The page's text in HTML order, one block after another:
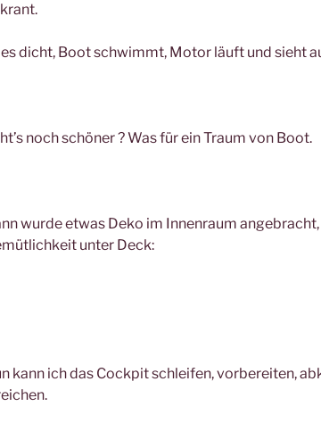
dicht, Boot schwimmt, Motor läuft und sieht
noch schöner ? Was für ein Traum von Boot.
wurde etwas Deko im Innenraum
unter Deck:
kann ich das Cockpit schleifen, vorbereiten,